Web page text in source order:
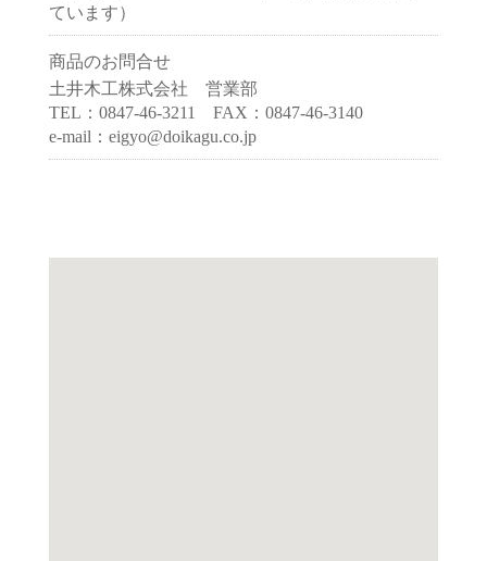
ています）
商品のお問合せ
土井木工株式会社 営業部
TEL：0847-46-3211 FAX：0847-46-3140
e-mail：eigyo@doikagu.co.jp